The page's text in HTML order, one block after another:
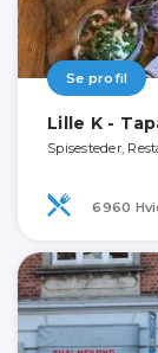
Se profil
Lille K -
Spisesteder,
6960